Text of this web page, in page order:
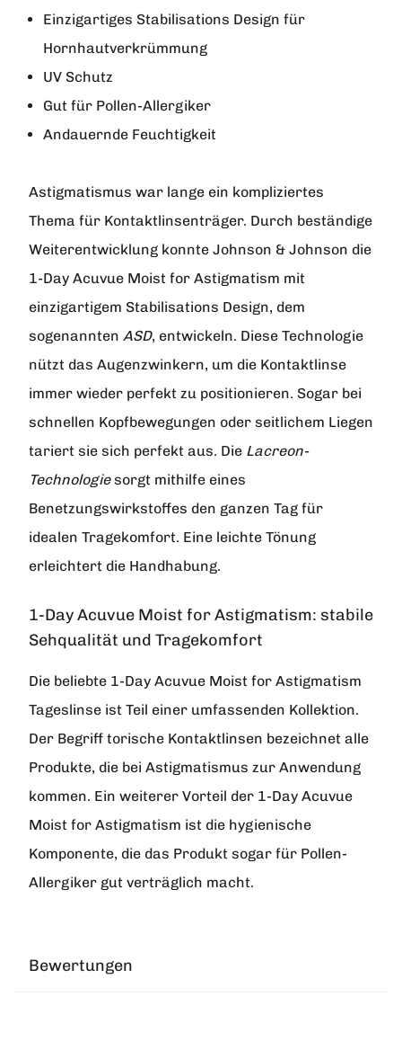
Einzigartiges Stabilisations Design für
Hornhautverkrümmung
UV Schutz
Gut für Pollen-Allergiker
Andauernde Feuchtigkeit
Astigmatismus war lange ein kompliziertes
Thema für Kontaktlinsenträger. Durch beständige
Weiterentwicklung konnte Johnson & Johnson die
1-Day Acuvue Moist for Astigmatism mit
einzigartigem Stabilisations Design, dem
sogenannten ASD, entwickeln. Diese Technologie
nützt das Augenzwinkern, um die Kontaktlinse
immer wieder perfekt zu positionieren. Sogar bei
schnellen Kopfbewegungen oder seitlichem Liegen
tariert sie sich perfekt aus. Die Lacreon-
Technologiesorgt mithilfe eines
Benetzungswirkstoffes den ganzen Tag für
idealen Tragekomfort. Eine leichte Tönung
erleichtert die Handhabung.
1-Day Acuvue Moist for Astigmatism: stabile
Sehqualität und Tragekomfort
Die beliebte 1-Day Acuvue Moist for Astigmatism
Tageslinse ist Teil einer umfassenden Kollektion.
Der Begriff torische Kontaktlinsen bezeichnet alle
Produkte, die bei Astigmatismus zur Anwendung
kommen. Ein weiterer Vorteil der 1-Day Acuvue
Moist for Astigmatism ist die hygienische
Komponente, die das Produkt sogar für Pollen-
Allergiker gut verträglich macht.
Bewertungen